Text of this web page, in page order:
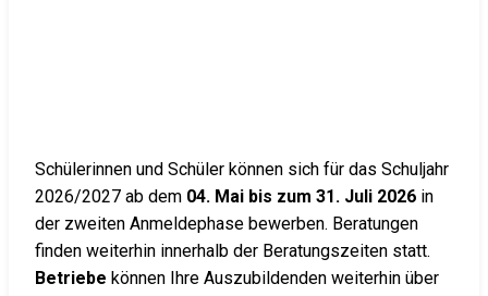
Schülerinnen und Schüler können sich für das Schuljahr
2026/2027 ab dem 04. Mai bis zum 31. Juli 2026 in
der zweiten Anmeldephase bewerben. Beratungen
finden weiterhin innerhalb der Beratungszeiten statt.
Betriebe können Ihre Auszubildenden weiterhin über